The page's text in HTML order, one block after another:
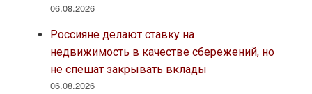
06.08.2026
Россияне делают ставку на
недвижимость в качестве сбережений, но
не спешат закрывать вклады
06.08.2026